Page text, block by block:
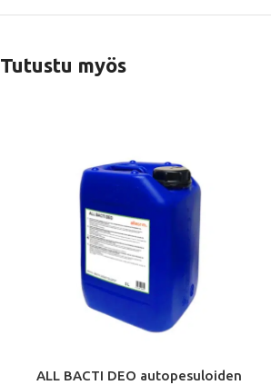
Tutustu myös
ALL BACTI DEO autopesuloiden